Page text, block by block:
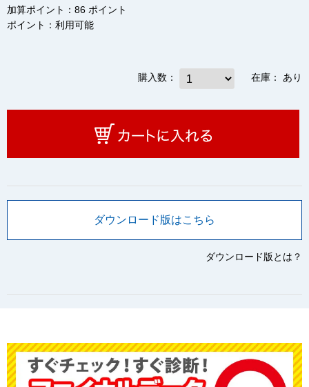
加算ポイント：86 ポイント
ポイント： 利用可能
購入数： 在庫： あり
ダウンロード版はこちら
ダウンロード版とは？